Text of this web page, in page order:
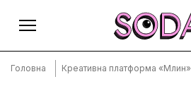
Головна Креативна платформа «Млин»